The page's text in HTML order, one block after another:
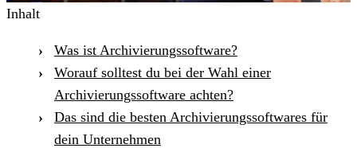
Inhalt
Was ist Archivierungssoftware?
Worauf solltest du bei der Wahl einer
Archivierungssoftware achten?
Das sind die besten Archivierungssoftwares für
dein Unternehmen